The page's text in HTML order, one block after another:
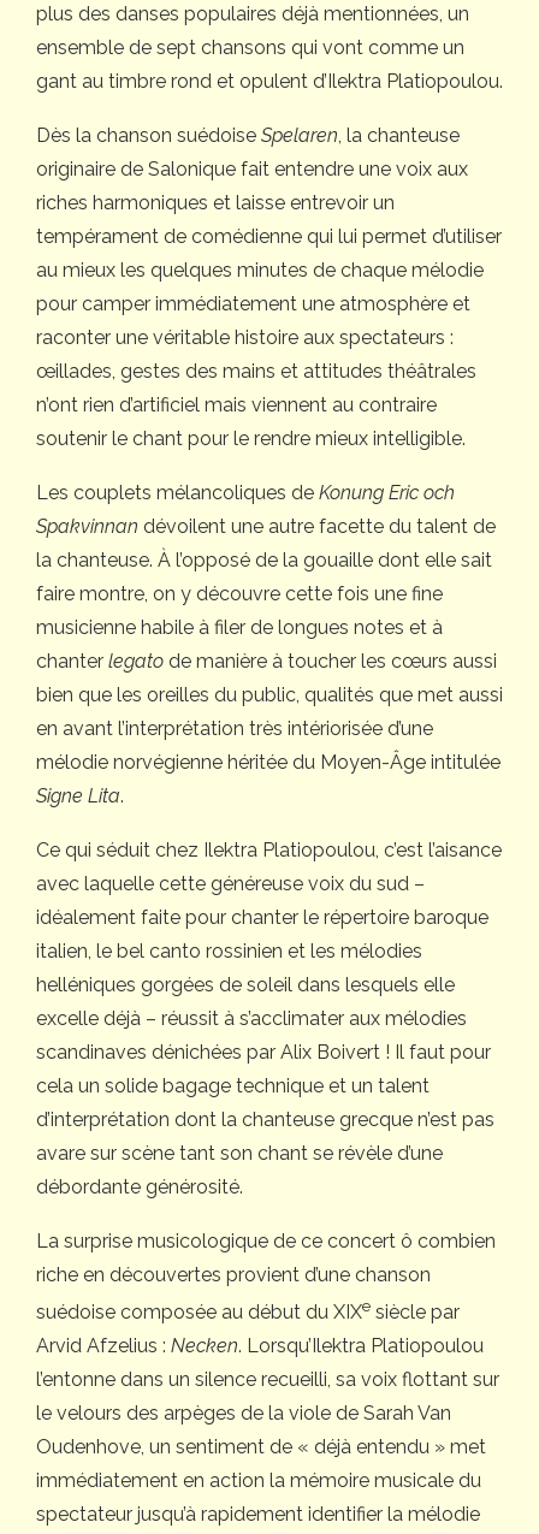
plus des danses populaires déjà mentionnées, un
ensemble de sept chansons qui vont comme un
gant au timbre rond et opulent d’Ilektra Platiopoulou.
Dès la chanson suédoise Spelaren , la chanteuse
originaire de Salonique fait entendre une voix aux
riches harmoniques et laisse entrevoir un
tempérament de comédienne qui lui permet d’utiliser
au mieux les quelques minutes de chaque mélodie
pour camper immédiatement une atmosphère et
raconter une véritable histoire aux spectateurs :
œillades, gestes des mains et attitudes théâtrales
n’ont rien d’artificiel mais viennent au contraire
soutenir le chant pour le rendre mieux intelligible.
Les couplets mélancoliques de Konung Eric och
Spakvinnan dévoilent une autre facette du talent de
la chanteuse. À l’opposé de la gouaille dont elle sait
faire montre, on y découvre cette fois une fine
musicienne habile à filer de longues notes et à
chanter legato de manière à toucher les cœurs aussi
bien que les oreilles du public, qualités que met aussi
en avant l’interprétation très intériorisée d’une
mélodie norvégienne héritée du Moyen-Âge intitulée
Signe Lita.
Ce qui séduit chez Ilektra Platiopoulou, c’est l’aisance
avec laquelle cette généreuse voix du sud –
idéalement faite pour chanter le répertoire baroque
italien, le bel canto rossinien et les mélodies
helléniques gorgées de soleil dans lesquels elle
excelle déjà – réussit à s’acclimater aux mélodies
scandinaves dénichées par Alix Boivert ! Il faut pour
cela un solide bagage technique et un talent
d’interprétation dont la chanteuse grecque n’est pas
avare sur scène tant son chant se révèle d’une
débordante générosité.
La surprise musicologique de ce concert ô combien
riche en découvertes provient d’une chanson
suédoise composée au début du XIXe siècle par
Arvid Afzelius : Necken. Lorsqu’Ilektra Platiopoulou
l’entonne dans un silence recueilli, sa voix flottant sur
le velours des arpèges de la viole de Sarah Van
Oudenhove, un sentiment de « déjà entendu » met
immédiatement en action la mémoire musicale du
spectateur jusqu’à rapidement identifier la mélodie